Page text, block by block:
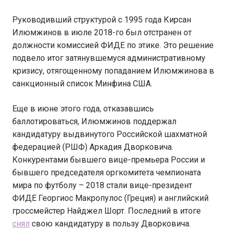
Руководивший структурой с 1995 года Кирсан
Илюмжинов в июле 2018-го был отстранен от
должности комиссией ФИДЕ по этике. Это решение
подвело итог затянувшемуся административному
кризису, отягощенному попаданием Илюмжинова в
санкционный список Минфина США.
Еще в июне этого года, отказавшись
баллотироваться, Илюмжинов поддержал
кандидатуру выдвинутого Российской шахматной
федерацией (РШФ) Аркадия Дворковича.
Конкурентами бывшего вице-премьера России и
бывшего председателя оргкомитета чемпионата
мира по футболу – 2018 стали вице-президент
ФИДЕ Георгиос Макропулос (Греция) и английский
гроссмейстер Найджел Шорт. Последний в итоге
снял свою кандидатуру в пользу Дворковича.